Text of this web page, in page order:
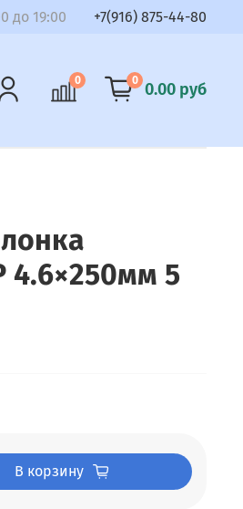
до 19:00 +7(916) 875-44-80
0 0 0.00 руб
4.6×250мм 5
В корзину